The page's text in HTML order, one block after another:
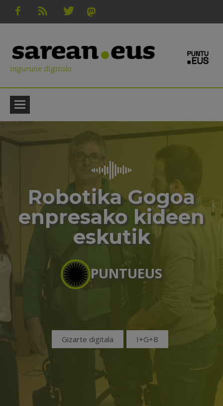
ingurune digitala
Robotika Gogoa
enpresako kideen
eskutik
PUNTUEUS
Gizarte digitala I+G+B